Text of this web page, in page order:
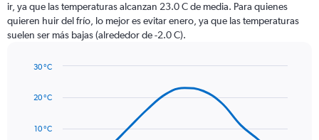
chart
has
1
axis
values.
ir, ya que las temperaturas alcanzan 23.0 C de media. Para quienes
quieren huir del frío, lo mejor es evitar enero, ya que las temperaturas
suelen ser más bajas (alrededor de -2.0 C).
with
data
10 °C
20 °C
30 °C